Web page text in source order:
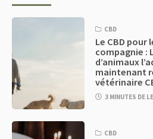
CBD
Le CBD pour
compagnie :
d’animaux
maintenant
vétérinaire
3 MINUTES DE
CBD